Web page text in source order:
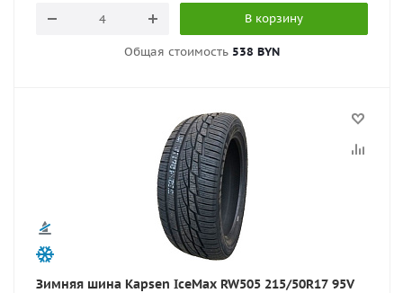
В корзину
Общая стоимость 538 BYN
Зимняя шина Kapsen IceMax RW505 215/50R17 95V